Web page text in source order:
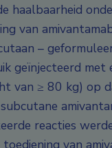
haalbaarheid
van
–
geïnjecteerd
van ≥ 80 kg) op
reacties
van